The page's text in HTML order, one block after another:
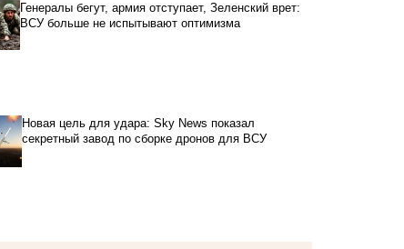
Генералы бегут, армия отступает, Зеленский врет:
ВСУ больше не испытывают оптимизма
Новая цель для удара: Sky News показал
секретный завод по сборке дронов для ВСУ